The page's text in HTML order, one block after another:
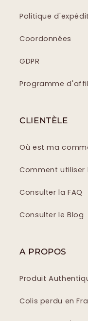
Politique
Coordonnées
GDPR
Programme
CLIENTÈLE
Où est ma
Comment utiliser
Consulter la FAQ
Consulter le Blog
A PROPOS
Produit
Colis perdu en